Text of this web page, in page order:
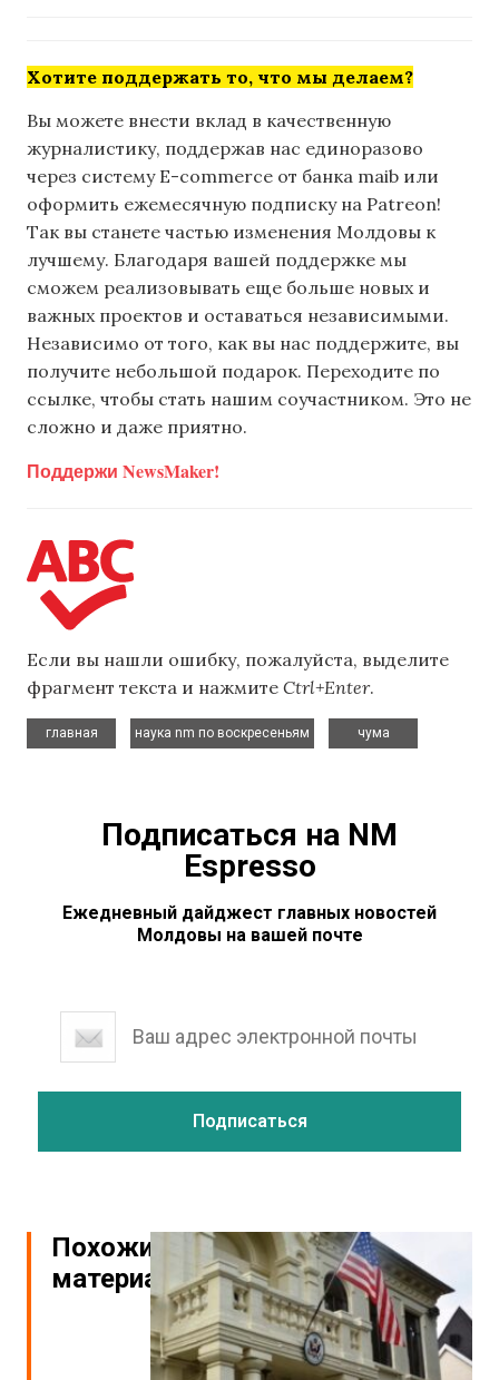
Хотите поддержать то, что мы делаем?
Вы можете внести вклад в качественную
журналистику, поддержав нас единоразово
через систему E-commerce от банка maib или
оформить ежемесячную подписку на Patreon!
Так вы станете частью изменения Молдовы к
лучшему. Благодаря вашей поддержке мы
сможем реализовывать еще больше новых и
важных проектов и оставаться независимыми.
Независимо от того, как вы нас поддержите, вы
получите небольшой подарок. Переходите по
ссылке, чтобы стать нашим соучастником. Это не
сложно и даже приятно.
Поддержи NewsMaker!
Если вы нашли ошибку, пожалуйста, выделите
фрагмент текста и нажмите Ctrl+Enter.
главная
наука nm по воскресеньям
чума
Подписаться на NM
Espresso
Ежедневный дайджест главных новостей
Молдовы на вашей почте
Похожие
материалы